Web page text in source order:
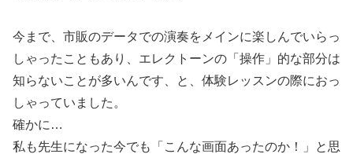
今まで、市販のデータでの演奏をメインに楽しんでいらっ
しゃったこともあり、エレクトーンの「操作」的な部分は
知らないことが多いんです、と、体験レッスンの際におっ
しゃっていました。
確かに…
私も先生になった今でも「こんな画面あったのか！」と思